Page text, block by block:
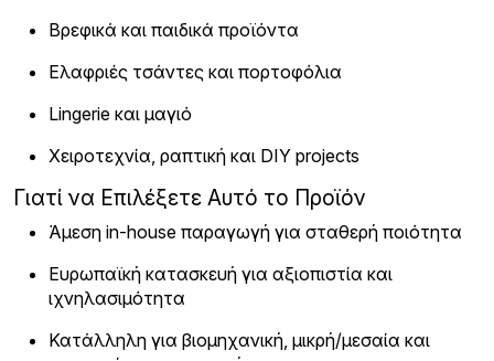
Βρεφικά και παιδικά προϊόντα
Ελαφριές τσάντες και πορτοφόλια
Lingerie και μαγιό
Χειροτεχνία, ραπτική και DIY projects
Γιατί να Επιλέξετε Αυτό το Προϊόν
Άμεση in-house παραγωγή για σταθερή ποιότητα
Ευρωπαϊκή κατασκευή για αξιοπιστία και
ιχνηλασιμότητα
Κατάλληλη για βιομηχανική, μικρή/μεσαία και